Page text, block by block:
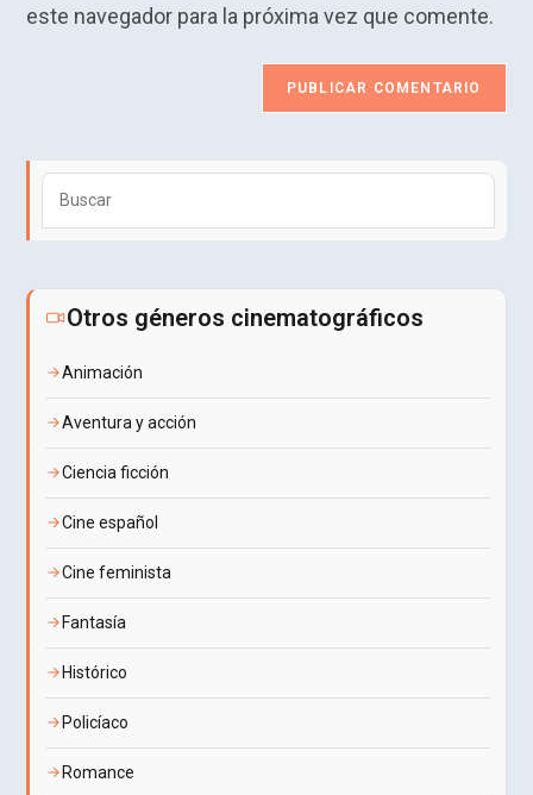
web
este navegador para la próxima vez que comente.
Otros géneros cinematográficos
Animación
Aventura y acción
Ciencia ficción
Cine español
Cine feminista
Fantasía
Histórico
Policíaco
Romance